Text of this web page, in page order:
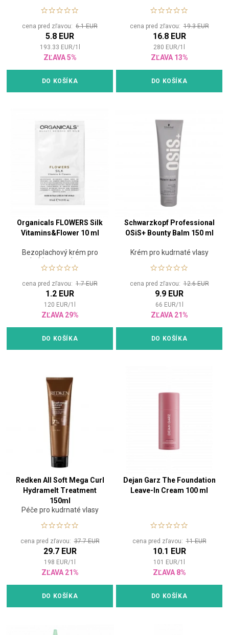
cena pred zľavou: 6.1 EUR
5.8 EUR
193.33 EUR/1
ZĽAVA 5%
DO KOŠÍKA
cena pred zľavou:19.3 EUR
16.8 EUR
280 EUR/1
ZĽAVA 13%
DO KOŠÍKA
Organicals FLOWERS Silk
Vitamins&Flower 10 ml
Bezoplachový krém pro
hebkost a ochranu
cena pred zľavou: 1.7 EUR
1.2 EUR
120 EUR/1
ZĽAVA 29%
DO KOŠÍKA
Schwarzkopf Professional
OSiS+ Bounty Balm 150 ml
Krém pro kudrnaté vlasy
cena pred zľavou:12.6 EUR
9.9 EUR
66 EUR/1
ZĽAVA 21%
DO KOŠÍKA
Redken All Soft Mega Curl
Hydramelt Treatment
150ml
Péče pro kudrnaté vlasy
cena pred zľavou:37.7 EUR
29.7 EUR
198 EUR/1
ZĽAVA 21%
DO KOŠÍKA
Dejan Garz The Foundation
Leave-In Cream 100 ml
cena pred zľavou:11 EUR
10.1 EUR
101 EUR/1
ZĽAVA 8%
DO KOŠÍKA